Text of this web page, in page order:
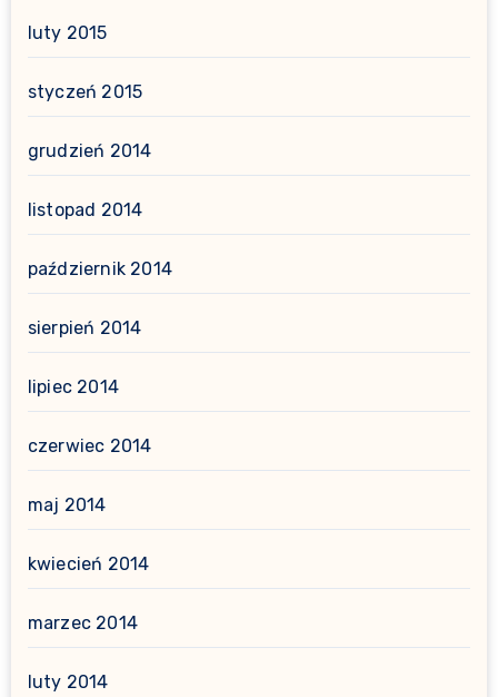
luty 2015
styczeń 2015
grudzień 2014
listopad 2014
październik 2014
sierpień 2014
lipiec 2014
czerwiec 2014
maj 2014
kwiecień 2014
marzec 2014
luty 2014